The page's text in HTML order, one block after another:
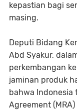
kepastian bagi
masing.
Deputi Bidang
Abd Syakur,
perkembangan
jaminan produk
bahwa Indonesia
Agreement